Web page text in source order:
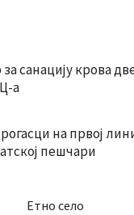
санацију крова
а
на првој
пешчари
Етно село